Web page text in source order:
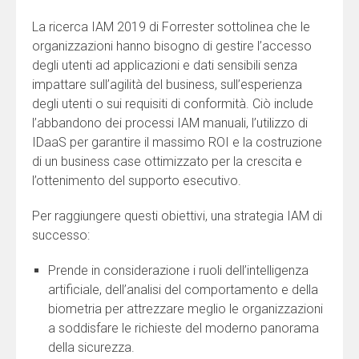
La ricerca IAM 2019 di Forrester sottolinea che le
organizzazioni hanno bisogno di gestire l’accesso
degli utenti ad applicazioni e dati sensibili senza
impattare sull’agilità del business, sull’esperienza
degli utenti o sui requisiti di conformità. Ciò include
l’abbandono dei processi IAM manuali, l’utilizzo di
IDaaS per garantire il massimo ROI e la costruzione
di un business case ottimizzato per la crescita e
l’ottenimento del supporto esecutivo.
Per raggiungere questi obiettivi, una strategia IAM di
successo:
Prende in considerazione i ruoli dell’intelligenza
artificiale, dell’analisi del comportamento e della
biometria per attrezzare meglio le organizzazioni
a soddisfare le richieste del moderno panorama
della sicurezza.